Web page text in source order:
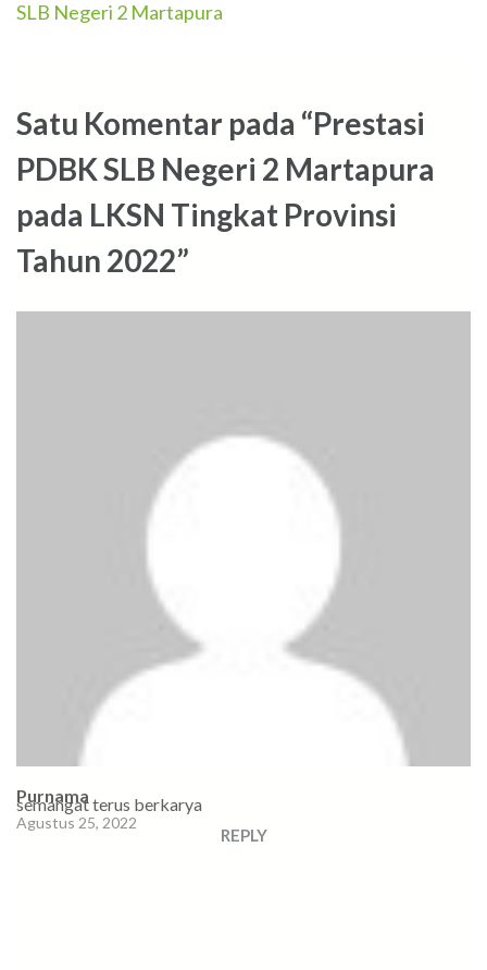
SLB Negeri 2 Martapura
Satu Komentar pada “Prestasi
PDBK SLB Negeri 2 Martapura
pada LKSN Tingkat Provinsi
Tahun 2022”
Purnama
Agustus 25, 2022
semangat terus berkarya
REPLY